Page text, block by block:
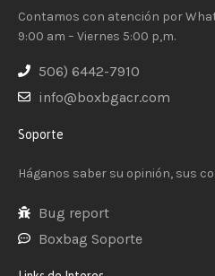
Contamos con atención por
9:00 am – Viernes 5:00 p,m.
506) 6442-7910
info@boxbgacr.com
Soporte
Háganos saber su opinión, sus
Bug report
Boxbag Soporte